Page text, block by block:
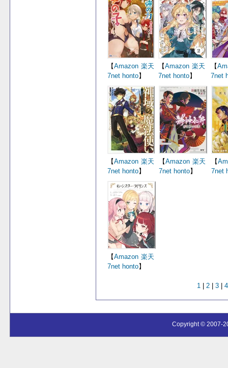
【Amazon 楽天
7net honto】
【Amazon 楽天
7net honto】
【
7net
【Amazon 楽天
7net honto】
【Amazon 楽天
7net honto】
【
7net
【Amazon 楽天
7net honto】
1 2| 3| 4
Copyright © 2007-